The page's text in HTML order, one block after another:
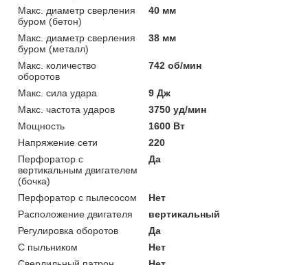
Макс. диаметр сверления
буром (бетон)
40 мм
Макс. диаметр сверления
буром (металл)
38 мм
Макс. количество
оборотов
742 об/мин
Макс. сила удара
9 Дж
Макс. частота ударов
3750 уд/мин
Мощность
1600 Вт
Напряжение сети
220
Перфоратор с
вертикальным двигателем
(бочка)
Да
Перфоратор с пылесосом
Нет
Расположение двигателя
вертикальный
Регулировка оборотов
Да
С пыльником
Нет